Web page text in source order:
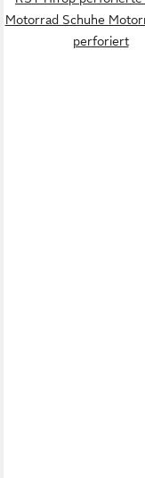
Motorrad Schuhe
perforiert